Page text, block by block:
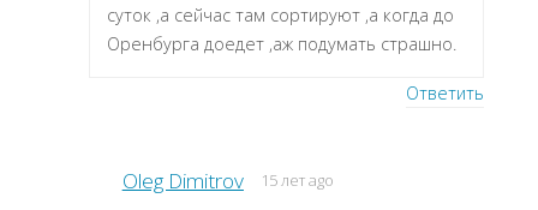
суток ,а сейчас там сортируют ,а когда до
Оренбурга доедет ,аж подумать страшно.
Ответить
Oleg Dimitrov 15 лет ago